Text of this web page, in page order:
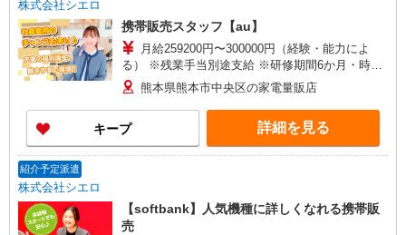
株式会社シエロ
携帯販売スタッフ【au】
月給259200円〜300000円（経験・能力によ
る） ※残業手当別途支給 ※研修期間6か月・時給
1500円〜 ★交通費別途支給（規定あり） ゜
+゜・。○。・゜+゜・。○。・゜+゜ 入社祝い金10
万円支給(規定有) お友達を紹介頂くと, インセンテ
ィブ支給(規定有) ゜・。○。・゜+゜・。○。・゜
+゜
熊本県熊本市中央区の家電量販店
キープ 詳細を見る
紹介予定派遣
株式会社シエロ
【softbank】人気機種に詳しくなれる携帯販
売